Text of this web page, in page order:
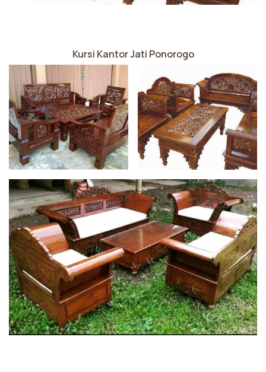
Kursi Kantor Jati Ponorogo